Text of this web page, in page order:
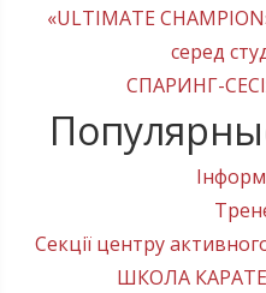
«ULTIMATE
серед
СПАРИНГ-
Секції центру
ШКОЛА